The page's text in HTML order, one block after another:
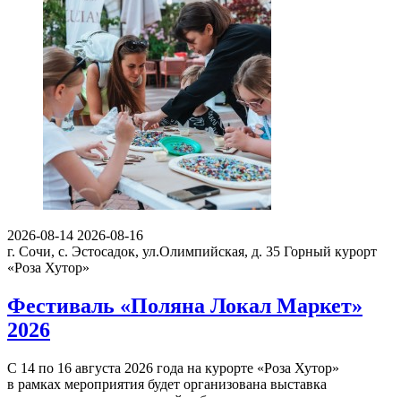
2026-08-14 2026-08-16
г. Сочи, с. Эстосадок, ул.Олимпийская, д. 35 Горный курорт
«Роза Хутор»
Фестиваль «Поляна Локал Маркет»
2026
С 14 по 16 августа 2026 года на курорте «Роза Хутор»
в рамках мероприятия будет организована выставка